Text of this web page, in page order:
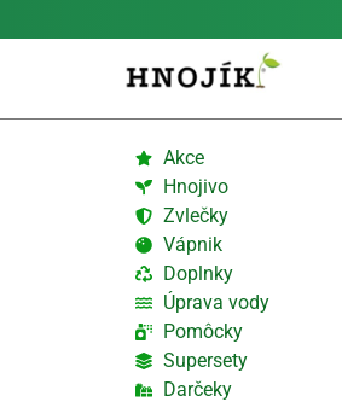
Akce
Hnojivo
Zvlečky
Vápnik
Doplnky
Úprava vody
Pomôcky
Supersety
Darčeky